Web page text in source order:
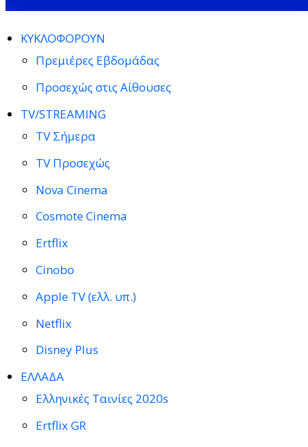
ΚΥΚΛΟΦΟΡΟΥΝ
Πρεμιέρες Εβδομάδας
Προσεχώς στις Αίθουσες
TV/STREAMING
TV Σήμερα
TV Προσεχώς
Nova Cinema
Cosmote Cinema
Ertflix
Cinobo
Apple TV (ελλ. υπ.)
Netflix
Disney Plus
ΕΛΛΑΔΑ
Ελληνικές Ταινίες 2020s
Ertflix GR